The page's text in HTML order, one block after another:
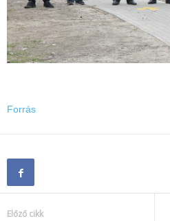
Forrás
Előző cikk